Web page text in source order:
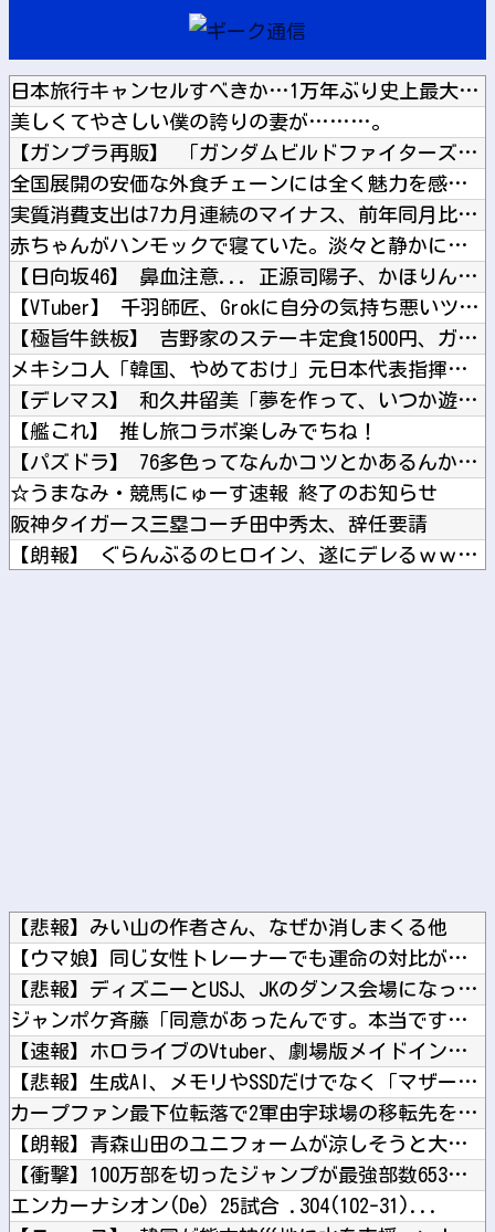
日本旅行キャンセルすべきか…1万年ぶり史上最大級の火山の兆し...
美しくてやさしい僕の誇りの妻が………。
【ガンプラ再販】 「ガンダムビルドファイターズ 選抜選挙」【...
全国展開の安価な外食チェーンには全く魅力を感じない。どこにで...
実質消費支出は7カ月連続のマイナス、前年同月比3.3%減－6...
赤ちゃんがハンモックで寝ていた。淡々と静かに作業中 → 無心...
【日向坂46】 鼻血注意... 正源司陽子、かほりん写真集に...
【VTuber】 千羽師匠、Grokに自分の気持ち悪いツイー...
【極旨牛鉄板】 吉野家のステーキ定食1500円、ガチで美味そ...
メキシコ人「韓国、やめておけ」元日本代表指揮官、韓国代表の新...
【デレマス】 和久井留美「夢を作って、いつか遊んで」
【艦これ】 推し旅コラボ楽しみでちね！
【パズドラ】 76多色ってなんかコツとかあるんかね 完全に並...
☆うまなみ・競馬にゅーす速報 終了のお知らせ
阪神タイガース三塁コーチ田中秀太、辞任要請
【朗報】 ぐらんぶるのヒロイン、遂にデレるｗｗｗｗ
【悲報】みい山の作者さん、なぜか消しまくる他
【ウマ娘】同じ女性トレーナーでも運命の対比が美しい…【スタブ...
【悲報】ディズニーとUSJ、JKのダンス会場になってしまうｗ...
ジャンポケ斉藤「同意があったんです。本当です。信じて下さい」...
【速報】ホロライブのVtuber、劇場版メイドインアビスの主...
【悲報】生成AI、メモリやSSDだけでなく「マザーボード」ま...
カープファン最下位転落で2軍由宇球場の移転先を考え始める。他
【朗報】青森山田のユニフォームが涼しそうと大好評→高野連はど...
【衝撃】100万部を切ったジャンプが最強部数653万部を記録...
エンカーナシオン(De) 25試合 .304(102-31)...